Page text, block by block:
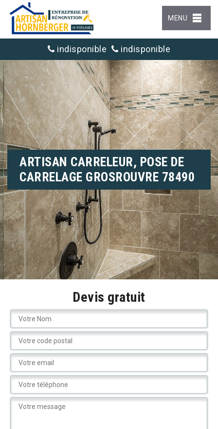
MENU
indisponible indisponible
ARTISAN CARRELEUR, POSE DE
CARRELAGE GROSROUVRE 78490
Devis gratuit